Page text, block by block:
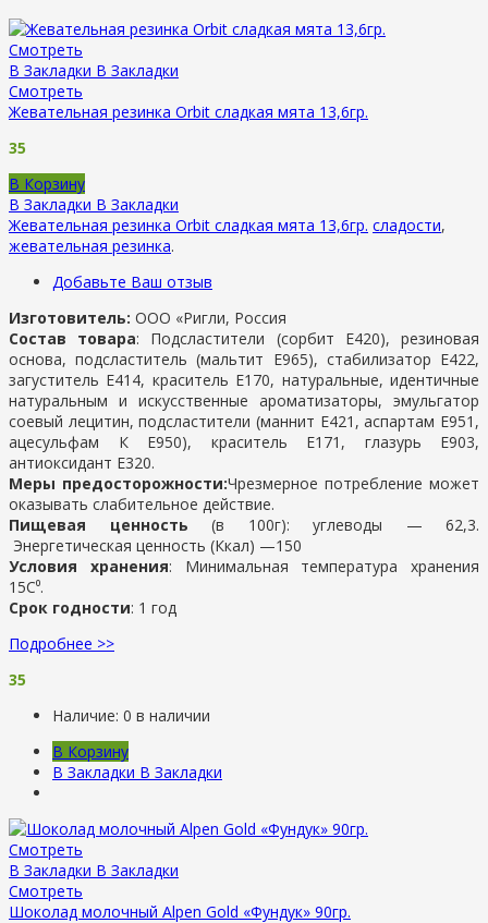
Смотреть
В Закладки В Закладки
Смотреть
Жевательная резинка Orbit сладкая мята 13,6гр.
35
В Корзину
В Закладки В Закладки
Жевательная резинка Orbit сладкая мята 13,6гр. сладости,
жевательная резинка.
Добавьте Ваш отзыв
Изготовитель: ООО «Ригли, Россия
Состав товара: Подсластители (сорбит Е420), резиновая
основа, подсластитель (мальтит Е965), стабилизатор Е422,
загуститель Е414, краситель Е170, натуральные, идентичные
натуральным и искусственные ароматизаторы, эмульгатор
соевый лецитин, подсластители (маннит Е421, аспартам Е951,
ацесульфам К Е950), краситель Е171, глазурь Е903,
антиоксидант Е320.
Меры предосторожности:Чрезмерное потребление может
оказывать слабительное действие.
Пищевая ценность (в 100г): углеводы — 62,3.
Энергетическая ценность (Ккал) —150
Условия хранения: Минимальная температура хранения
15С⁰.
Срок годности: 1 год
Подробнее >>
35
Наличие: 0 в наличии
В Корзину
В Закладки В Закладки
Смотреть
В Закладки В Закладки
Смотреть
Шоколад молочный Alpen Gold «Фундук» 90гр.